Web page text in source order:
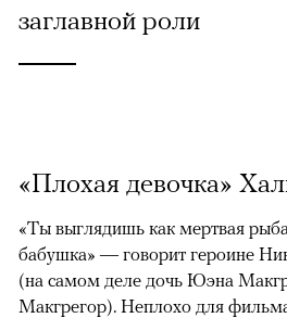
заглавной роли
«Плохая девочка»
«Ты выглядишь как мертвая
бабушка» — говорит героине
(на самом деле дочь Юэна
Макгрегор). Неплохо для